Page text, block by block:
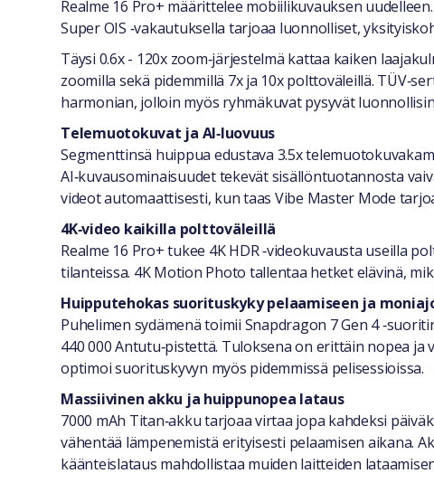
Realme 16 Pro+ määrittelee mobiilikuvauksen
Super OIS ‑vakautuksella tarjoaa luonnolliset,
Täysi 0.6x - 120x zoom‑järjestelmä kattaa kaiken
zoomilla sekä pidemmillä 7x ja 10x polttoväleillä.
harmonian, jolloin myös ryhmäkuvat pysyvät
Telemuotokuvat ja AI‑luovuus
Segmenttinsä huippua edustava 3.5x
AI‑kuvausominaisuudet tekevät sisällöntuotannosta
videot automaattisesti, kun taas Vibe Master Mode
4K‑video kaikilla polttoväleillä
Realme 16 Pro+ tukee 4K HDR ‑videokuvausta useilla
tilanteissa. 4K Motion Photo tallentaa hetket elävinä,
Huipputehokas suorituskyky pelaamiseen ja
Puhelimen sydämenä toimii Snapdragon 7 Gen 4
440 000 Antutu‑pistettä. Tuloksena on erittäin nopea ja
optimoi suorituskyvyn myös pidemmissä pelisessioissa.
Massiivinen akku ja huippunopea lataus
7000 mAh Titan‑akku tarjoaa virtaa jopa kahdeksi
vähentää lämpenemistä erityisesti pelaamisen aikana.
käänteislataus mahdollistaa muiden laitteiden